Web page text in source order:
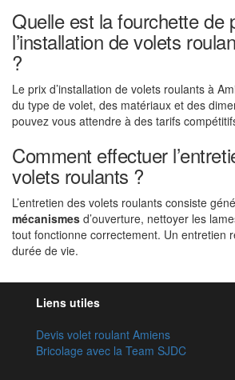
Quelle est la fourchette de
l’installation de volets
?
Le prix d’installation de volets roulants à
du type de volet, des matériaux et des
pouvez vous attendre à des tarifs
Comment effectuer
volets roulants ?
L’entretien des volets roulants consiste
mécanismes d’ouverture, nettoyer les
tout fonctionne correctement. Un entretien
durée de vie.
Liens utiles
Devis volet roulant Amiens
Bricolage avec la Team SJDC